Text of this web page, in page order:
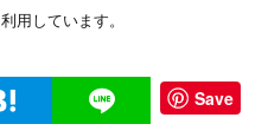
用しています。
Save